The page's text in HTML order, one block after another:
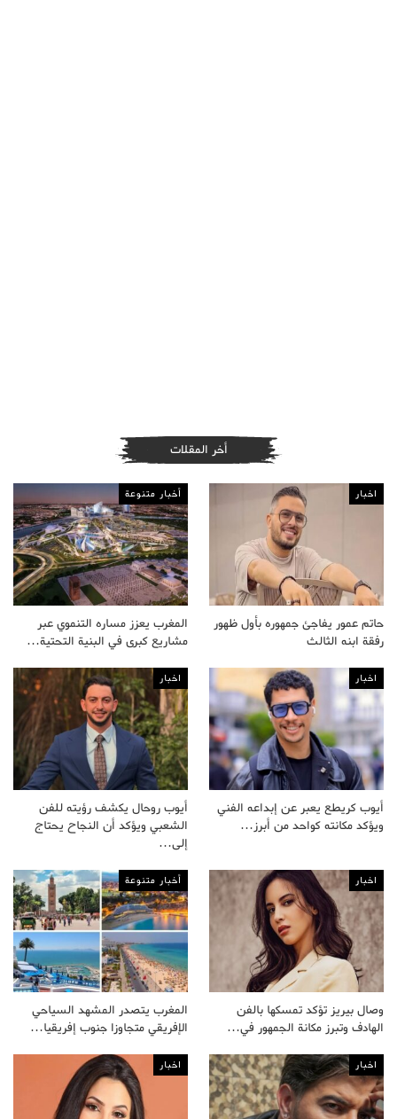
أخر المقلات
اخبار
حاتم عمور يفاجئ جمهوره بأول ظهور
رفقة ابنه الثالث
أخبار متنوعة
المغرب يعزز مساره التنموي عبر
مشاريع كبرى في البنية التحتية…
اخبار
أيوب كريطع يعبر عن إبداعه الفني
ويؤكد مكانته كواحد من أبرز…
اخبار
أيوب روحال يكشف رؤيته للفن
الشعبي ويؤكد أن النجاح يحتاج
إلى…
اخبار
وصال بيريز تؤكد تمسكها بالفن
الهادف وتبرز مكانة الجمهور في…
أخبار متنوعة
المغرب يتصدر المشهد السياحي
الإفريقي متجاوزا جنوب إفريقيا…
اخبار اخبار